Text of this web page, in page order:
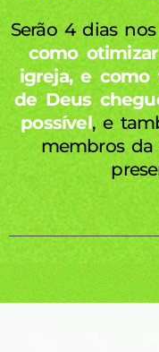
Serão 4 dias
como
igreja, e como
de Deus
possível, e
membros